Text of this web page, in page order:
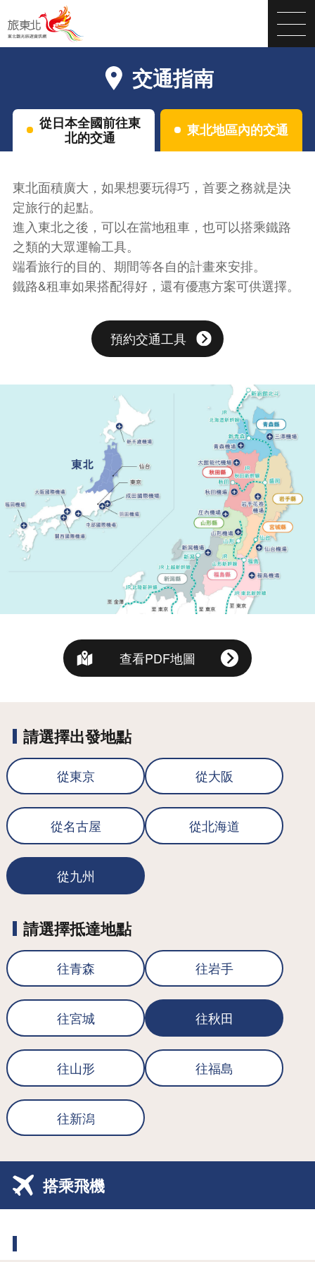
交通指南
從日本全國前往東
北的交通
東北地區內的交通
東北面積廣大，如果想要玩得巧，首要之務就是決
定旅行的起點。
進入東北之後，可以在當地租車，也可以搭乘鐵路
之類的大眾運輸工具。
端看旅行的目的、期間等各自的計畫來安排。
鐵路&租車如果搭配得好，還有優惠方案可供選擇。
預約交通工具
查看PDF地圖
請選擇出發地點
從東京 從大阪
從名古屋 從北海道
從九州
請選擇抵達地點
往青森 往岩手
往宮城 往秋田
往山形 往福島
往新潟
搭乘飛機